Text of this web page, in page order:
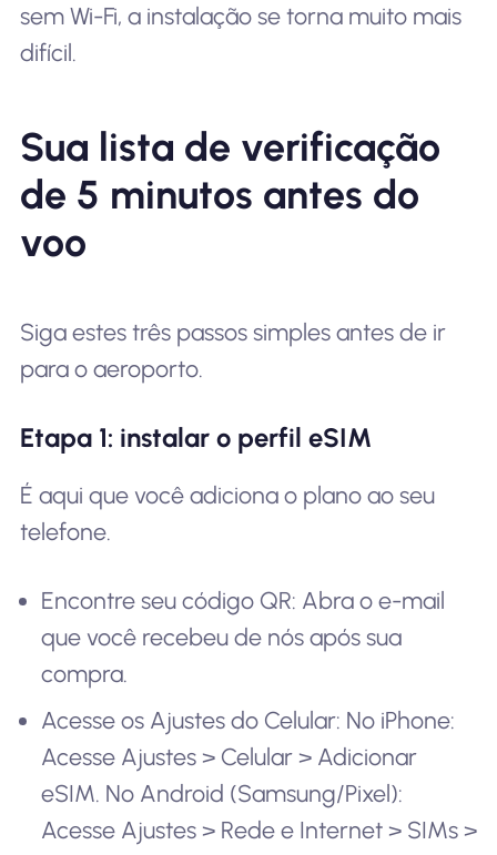
sem Wi-Fi, a instalação se torna muito mais
difícil.
Sua lista de verificação
de 5 minutos antes do
voo
Siga estes três passos simples antes de ir
para o aeroporto.
Etapa 1: instalar o perfil eSIM
É aqui que você adiciona o plano ao seu
telefone.
Encontre seu código QR: Abra o e-mail
que você recebeu de nós após sua
compra.
Acesse os Ajustes do Celular: No iPhone:
Acesse Ajustes > Celular > Adicionar
eSIM. No Android (Samsung/Pixel):
Acesse Ajustes > Rede e Internet > SIMs >